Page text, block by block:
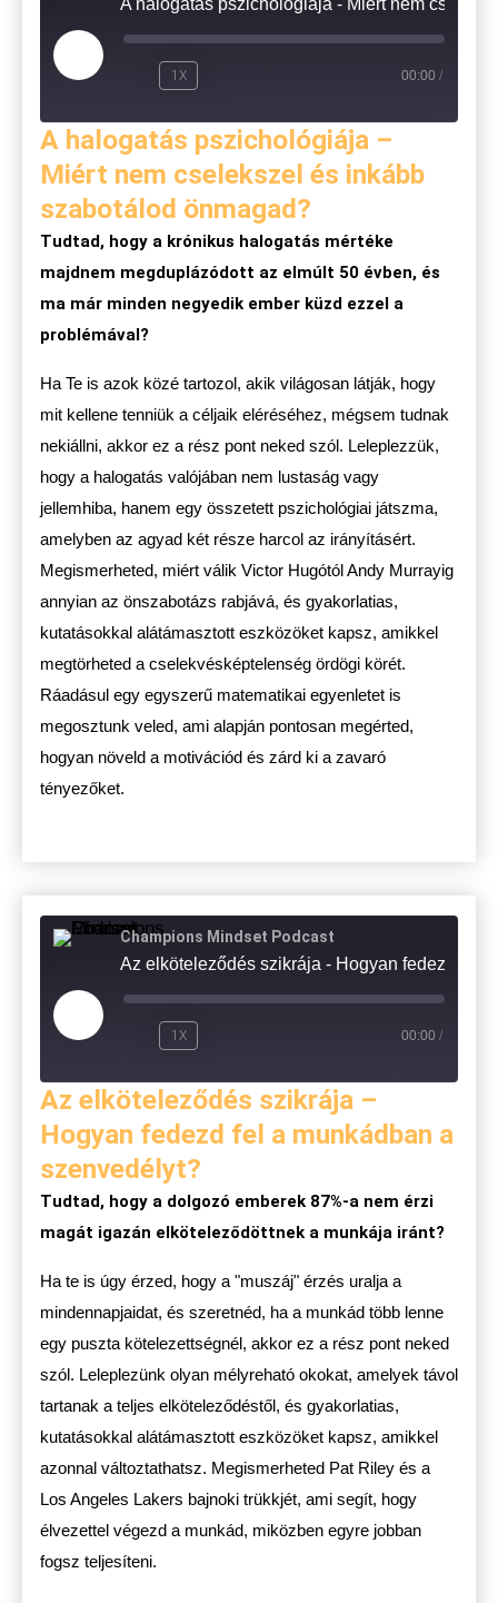
1X 00:00 /
A halogatás pszichológiája –
Miért nem cselekszel és inkább
szabotálod önmagad?
Tudtad, hogy a krónikus halogatás mértéke
majdnem megduplázódott az elmúlt 50 évben, és
ma már minden negyedik ember küzd ezzel a
problémával?
Ha Te is azok közé tartozol, akik világosan látják, hogy
mit kellene tenniük a céljaik eléréséhez, mégsem tudnak
nekiállni, akkor ez a rész pont neked szól. Leleplezzük,
hogy a halogatás valójában nem lustaság vagy
jellemhiba, hanem egy összetett pszichológiai játszma,
amelyben az agyad két része harcol az irányításért.
Megismerheted, miért válik Victor Hugótól Andy Murrayig
annyian az önszabotázs rabjává, és gyakorlatias,
kutatásokkal alátámasztott eszközöket kapsz, amikkel
megtörheted a cselekvésképtelenség ördögi körét.
Ráadásul egy egyszerű matematikai egyenletet is
megosztunk veled, ami alapján pontosan megérted,
hogyan növeld a motivációd és zárd ki a zavaró
tényezőket.
Champions Mindset Podcast
1X 00:00 /
Az elköteleződés szikrája –
Hogyan fedezd fel a munkádban a
szenvedélyt?
Tudtad, hogy a dolgozó emberek 87%-a nem érzi
magát igazán elköteleződöttnek a munkája iránt?
Ha te is úgy érzed, hogy a "muszáj" érzés uralja a
mindennapjaidat, és szeretnéd, ha a munkád több lenne
egy puszta kötelezettségnél, akkor ez a rész pont neked
szól. Leleplezünk olyan mélyreható okokat, amelyek távol
tartanak a teljes elköteleződéstől, és gyakorlatias,
kutatásokkal alátámasztott eszközöket kapsz, amikkel
azonnal változtathatsz. Megismerheted Pat Riley és a
Los Angeles Lakers bajnoki trükkjét, ami segít, hogy
élvezettel végezd a munkád, miközben egyre jobban
fogsz teljesíteni.